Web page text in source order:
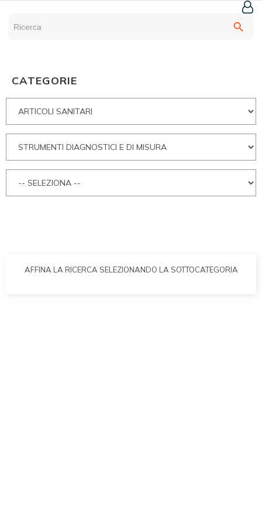
search
CATEGORIE
AFFINA LA RICERCA SELEZIONANDO LA SOTTOCATEGORIA